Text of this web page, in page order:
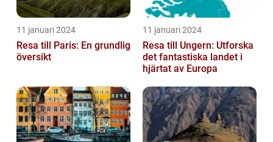
11 januari 2024
Resa till Paris: En grundlig
översikt
11 januari 2024
Resa till Ungern: Utforska
det fantastiska landet i
hjärtat av Europa